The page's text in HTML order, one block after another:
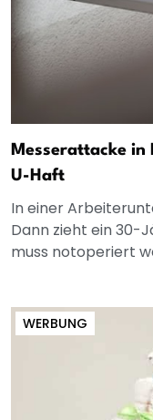
Messerattacke
U-Haft
In einer
Dann zieht ein 30-
muss notoperiert
WERBUNG